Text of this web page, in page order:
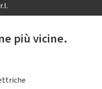
più vicine.